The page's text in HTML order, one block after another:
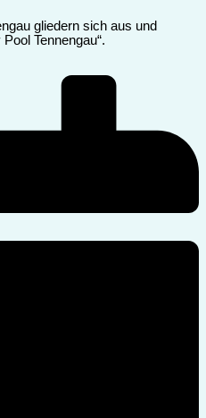
gliedern sich aus und
Tennengau“.